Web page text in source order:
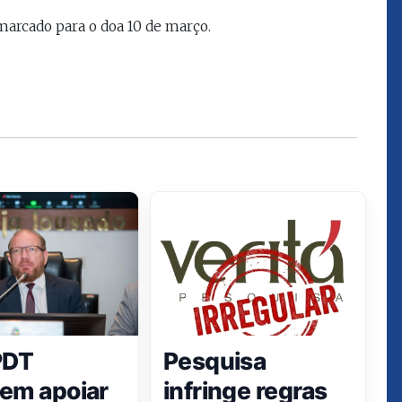
para o doa 10 de março.
apoiar
Pesquisa
infringe regras
eu estou
desde março
do
no
e de
da Justiça
no biênio
presidente
Justiça do
o Biênio
juízes e servidores"
presidente do TJMA no
biênio 2024/2026.